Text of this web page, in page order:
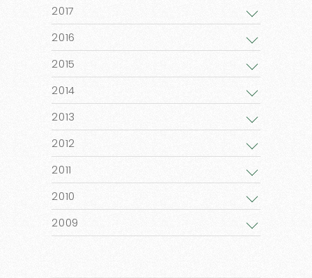
2017
2016
2015
2014
2013
2012
2011
2010
2009